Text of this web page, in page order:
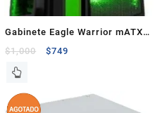
Gabinete Eagle Warrior mATX
verde
$1,000 $749